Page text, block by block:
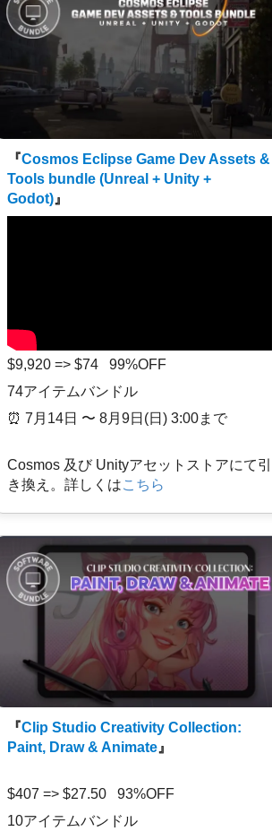
『Cosmos Eclipse Game Dev Assets &
Tools bundle (Unreal + Unity +
Godot)』
$9,920 => $74 99%OFF
74アイテムバンドル
⏰️ 7月14日 〜 8月9日(日) 3:00まで
Cosmos 及び Unityアセットストアにて引
き換え。詳しくはこちら
『Clip Studio Creativity Collection:
Paint, Draw & Animate 』
$407 => $27.50 93%OFF
10アイテムバンドル